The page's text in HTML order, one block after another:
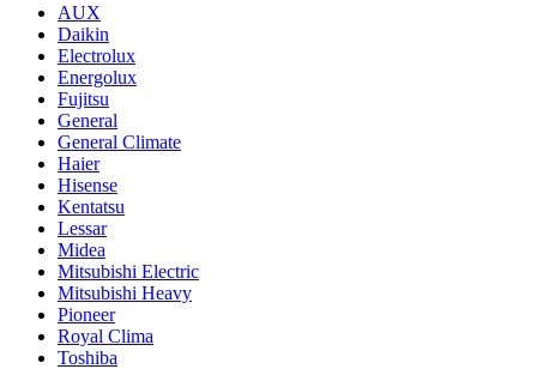
AUX
Daikin
Electrolux
Energolux
Fujitsu
General
General Climate
Haier
Hisense
Kentatsu
Lessar
Midea
Mitsubishi Electric
Mitsubishi Heavy
Pioneer
Royal Clima
Toshiba